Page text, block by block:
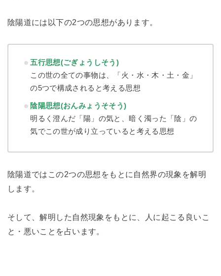
陰陽道には以下の2つの思想があります。
五行思想(ごぎょうしそう)
この世の全ての事物は、
「火・水・木・土・金」
の5つで構成されると考える思想
陰陽思想(おんみょうそそう)
明るく澄んだ「陽」の気と、暗く濁った「陰」の
気でこの世が成り立っていると考える思想
陰陽道ではこの2つの思想をもとに自然界の現象を解明
します。
そして、解明した自然現象をもとに、人に起こる良いこ
と・悪いことを占います。